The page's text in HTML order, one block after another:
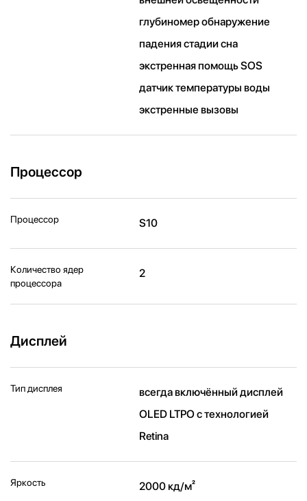
глубиномер обнаружение
падения стадии сна
экстренная помощь SOS
датчик температуры воды
экстренные вызовы
Процессор
Процессор S10
Количество ядер
процессора
2
Дисплей
Тип дисплея
всегда включённый дисплей
OLED LTPO с технологией
Retina
Яркость 2000 кд/ м²